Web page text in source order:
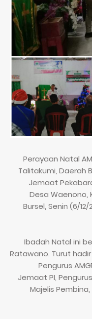
Perayaan Natal
Talitakumi, Daerah
Jemaat
Desa Waenono,
Bursel, Senin (6/
Ibadah Natal ini
Ratawano. Turut
Pengurus
Jemaat PI,
Majelis